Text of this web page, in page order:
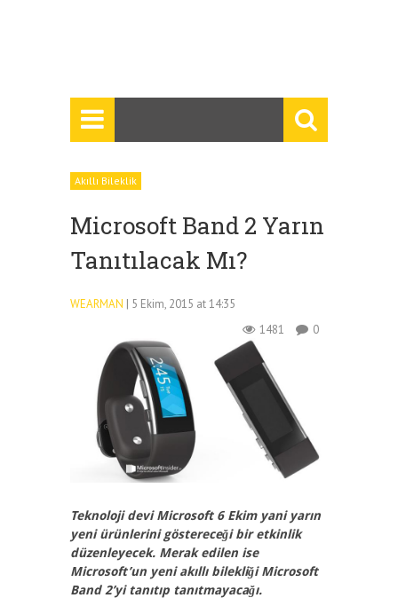
Akıllı Bileklik
Microsoft Band 2 Yarın
Tanıtılacak Mı?
WEARMAN | 5 Ekim, 2015 at 14:35
1481
0
Teknoloji devi Microsoft 6 Ekim yani yarın
yeni ürünlerini göstereceği bir etkinlik
düzenleyecek. Merak edilen ise
Microsoft’un yeni akıllı bilekliği Microsoft
Band 2’yi tanıtıp tanıtmayacağı.